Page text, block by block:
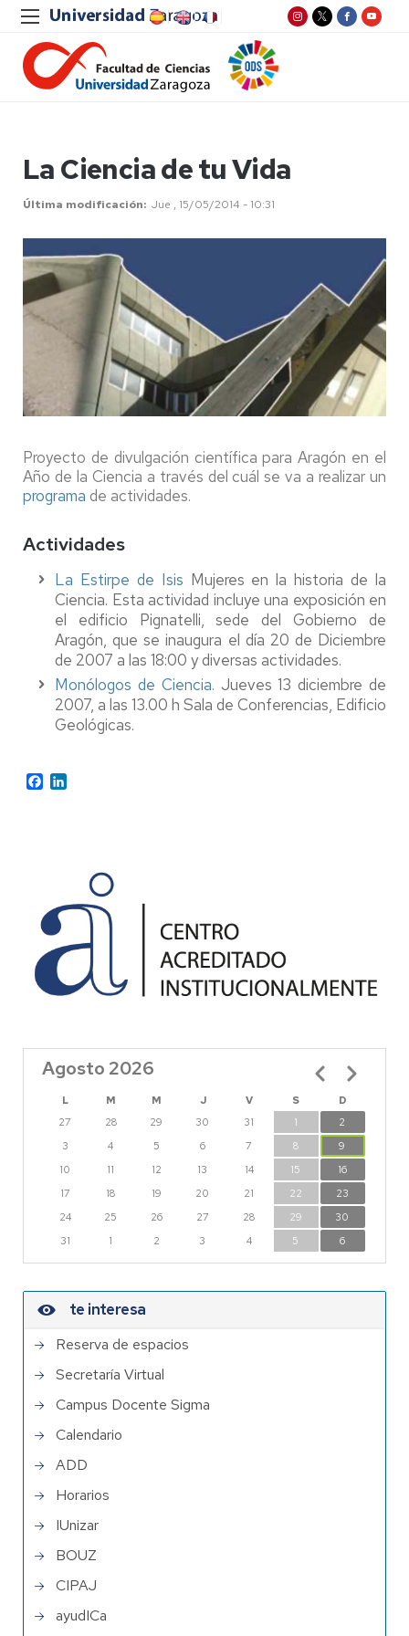
La Ciencia de tu Vida
Última modificación Jue , 15/05/2014 - 10:31
Proyecto de divulgación científica para Aragón en el
Año de la Ciencia a través del cuál se va a realizar un
programa de actividades.
Actividades
La Estirpe de Isis Mujeres en la historia de la
Ciencia. Esta actividad incluye una exposición en
el edificio Pignatelli, sede del Gobierno de
Aragón, que se inaugura el día 20 de Diciembre
de 2007 a las 18:00 y diversas actividades.
Monólogos de Ciencia. Jueves 13 diciembre de
2007, a las 13.00 h Sala de Conferencias, Edificio
Geológicas.
Facebook
Agosto 2026
L M M J V S
D
27
28 29 30 31 1
2
3
4 5 6 7 8
9
10
11 12 13 14 15
16
17
18 19 20 21 22
23
24
25 26 27 28 29
30
31
1 2 3 4 5 6
Paginación
te interesa
Reserva de espacios
Secretaría Virtual
Campus Docente Sigma
Calendario
ADD
Horarios
IUnizar
BOUZ
CIPAJ
ayudICa